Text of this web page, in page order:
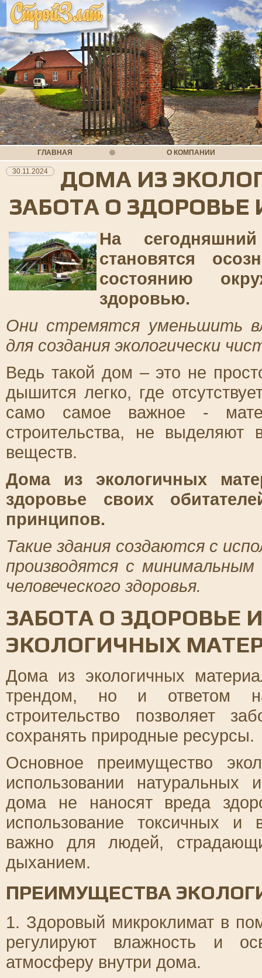
ГЛАВНАЯ О КОМПАНИИ
30.11.2024
ДОМА ИЗ
ЗАБОТА О ЗДОРОВЬЕ
На
становятся
состоянию
здоровью.
Они стремятся уменьшить
для создания экологически
Ведь такой дом – это не
дышится легко, где
само самое важное -
строительства, не выделяют
веществ.
Дома из экологичных
здоровье своих
принципов.
Такие здания создаются с
производятся с
человеческого здоровья.
ЗАБОТА О ЗДОРОВЬЕ
ЭКОЛОГИЧНЫХ
Дома из экологичных
трендом, но и ответом
строительство позволяет
сохранять природные ресурсы.
Основное преимущество
использовании натуральных
дома не наносят вреда
использование токсичных
важно для людей,
дыханием.
ПРЕИМУЩЕСТВА
1. Здоровый микроклимат в
регулируют влажность и
атмосферу внутри дома.